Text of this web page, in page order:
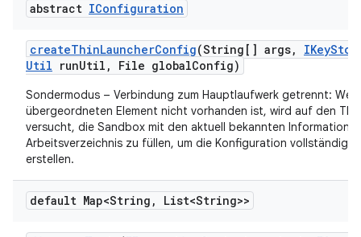
abstract IConfiguration
createThinLauncherConfig(String[] args, IKey
Util runUtil , File globalConfig)
Sondermodus – Verbindung zum Hauptlaufwerk getrennt:
übergeordneten Element nicht vorhanden ist, wird auf den
versucht, die Sandbox mit den aktuell bekannten
Arbeitsverzeichnis zu füllen, um die Konfiguration vollständig
erstellen.
default Map<String , List<String>>